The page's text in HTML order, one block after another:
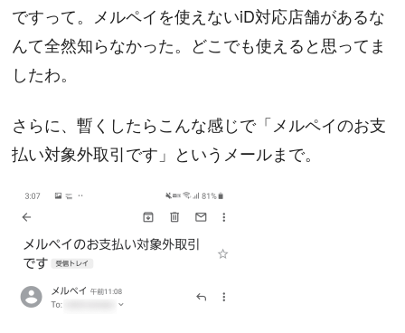
ですって。メルペイを使えないiD対応店舗があるな
んて全然知らなかった。どこでも使えると思ってま
したわ。
さらに、暫くしたらこんな感じで「メルペイのお支
払い対象外取引です」というメールまで。